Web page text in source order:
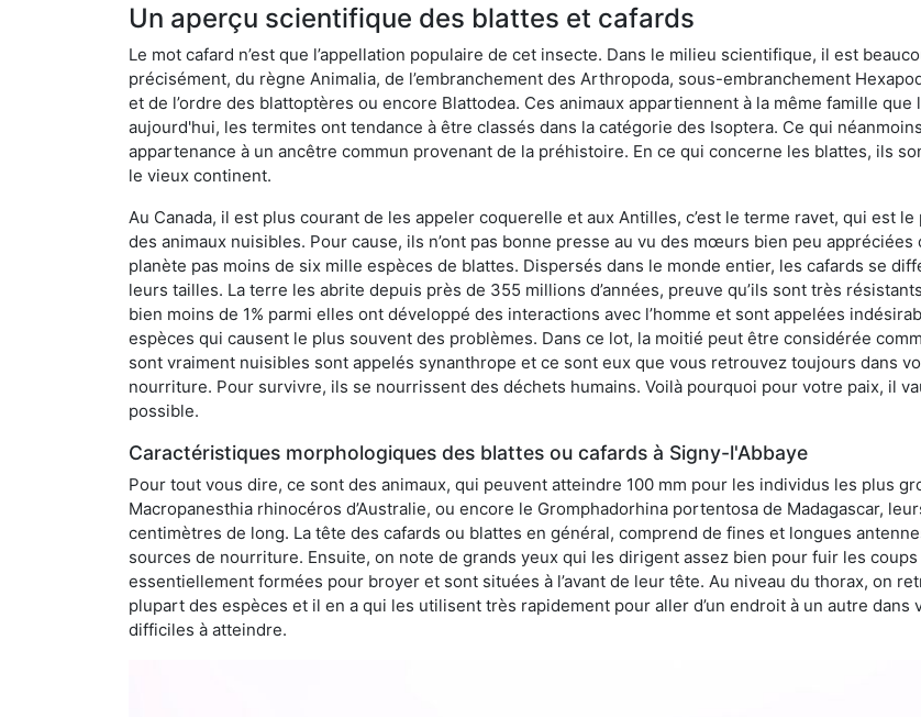
Un aperçu scientifique des blattes et cafards
Le mot cafard n’est que l’appellation populaire de cet insecte. Dans le milieu scientifique, il est
précisément, du règne Animalia, de l’embranchement des Arthropoda, sous-embranchement
et de l’ordre des blattoptères ou encore Blattodea. Ces animaux appartiennent à la même famille
aujourd'hui, les termites ont tendance à être classés dans la catégorie des Isoptera. Ce qui
appartenance à un ancêtre commun provenant de la préhistoire. En ce qui concerne les blattes, ils
le vieux continent.
Au Canada, il est plus courant de les appeler coquerelle et aux Antilles, c’est le terme ravet, qui est
des animaux nuisibles. Pour cause, ils n’ont pas bonne presse au vu des mœurs bien peu
planète pas moins de six mille espèces de blattes. Dispersés dans le monde entier, les cafards se
leurs tailles. La terre les abrite depuis près de 355 millions d’années, preuve qu’ils sont très
bien moins de 1% parmi elles ont développé des interactions avec l’homme et sont appelées
espèces qui causent le plus souvent des problèmes. Dans ce lot, la moitié peut être considérée
sont vraiment nuisibles sont appelés synanthrope et ce sont eux que vous retrouvez toujours dans
nourriture. Pour survivre, ils se nourrissent des déchets humains. Voilà pourquoi pour votre paix, il
possible.
Caractéristiques morphologiques des blattes ou cafards à Signy-l'Abbaye
Pour tout vous dire, ce sont des animaux, qui peuvent atteindre 100 mm pour les individus les plus
Macropanesthia rhinocéros d’Australie, ou encore le Gromphadorhina portentosa de Madagascar,
centimètres de long. La tête des cafards ou blattes en général, comprend de fines et longues
sources de nourriture. Ensuite, on note de grands yeux qui les dirigent assez bien pour fuir les
essentiellement formées pour broyer et sont situées à l’avant de leur tête. Au niveau du thorax, on
plupart des espèces et il en a qui les utilisent très rapidement pour aller d’un endroit à un autre
difficiles à atteindre.